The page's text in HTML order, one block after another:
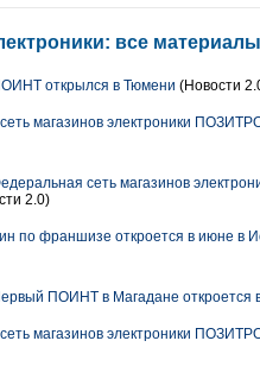
все
открылся в Тюмени (Новости
магазинов электроники
сеть магазинов
2.0)
по франшизе откроется в июне в
ПОИНТ в Магадане откроется
магазинов электроники